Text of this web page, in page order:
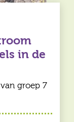
in de
groep 7